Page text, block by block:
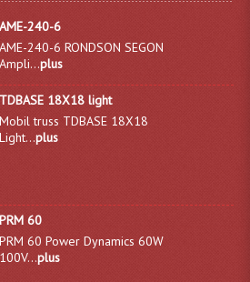
Lampes PAR
Lampes Théatre
Les Packs Light
Lumières Noire
Piste Danse À Leds
Petit Effets Lumineux
AME-240-6
AME-240-6 RONDSON SEGON
Ampli...plus
TDBASE 18X18 light
Mobil truss TDBASE 18X18
Light...plus
PRM 60
PRM 60 Power Dynamics 60W
100V...plus